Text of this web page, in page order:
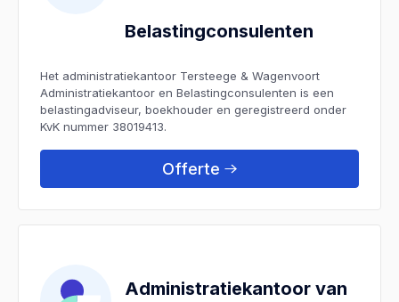
Belastingconsulenten
Het administratiekantoor Tersteege & Wagenvoort
Administratiekantoor en Belastingconsulenten is een
belastingadviseur, boekhouder en geregistreerd onder
KvK nummer 38019413.
Offerte
Administratiekantoor van